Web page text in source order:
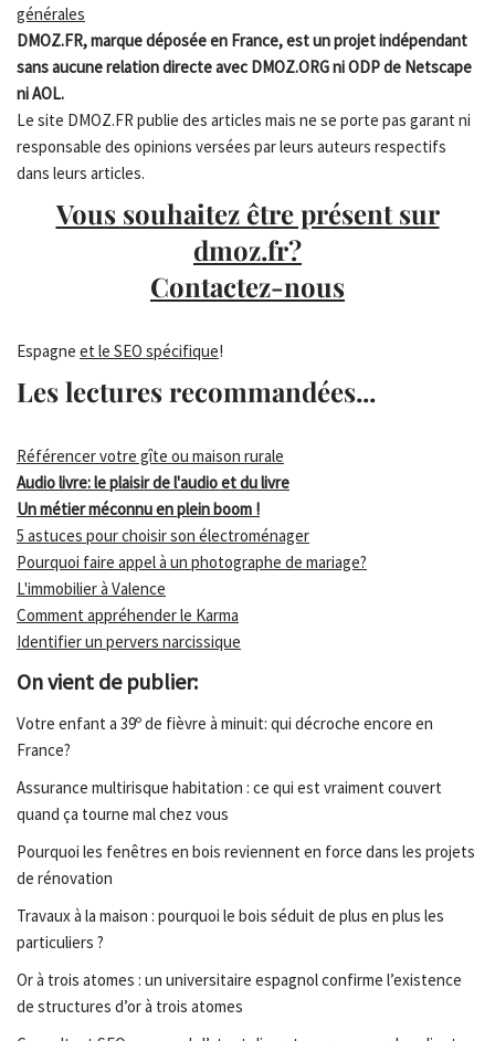
générales
DMOZ.FR, marque déposée en France, est un projet indépendant
sans aucune relation directe avec DMOZ.ORG ni ODP de Netscape
ni AOL.
Le site DMOZ.FR publie des articles mais ne se porte pas garant ni
responsable des opinions versées par leurs auteurs respectifs
dans leurs articles.
Vous souhaitez être présent sur
dmoz.fr?
Contactez-nous
Espagne et le SEO spécifique!
Les lectures recommandées...
Référencer votre gîte ou maison rurale
Audio livre: le plaisir de l'audio et du livre
Un métier méconnu en plein boom !
5 astuces pour choisir son électroménager
Pourquoi faire appel à un photographe de mariage?
L'immobilier à Valence
Comment appréhender le Karma
Identifier un pervers narcissique
On vient de publier:
Votre enfant a 39º de fièvre à minuit: qui décroche encore en
France?
Assurance multirisque habitation : ce qui est vraiment couvert
quand ça tourne mal chez vous
Pourquoi les fenêtres en bois reviennent en force dans les projets
de rénovation
Travaux à la maison : pourquoi le bois séduit de plus en plus les
particuliers ?
Or à trois atomes : un universitaire espagnol confirme l’existence
de structures d’or à trois atomes